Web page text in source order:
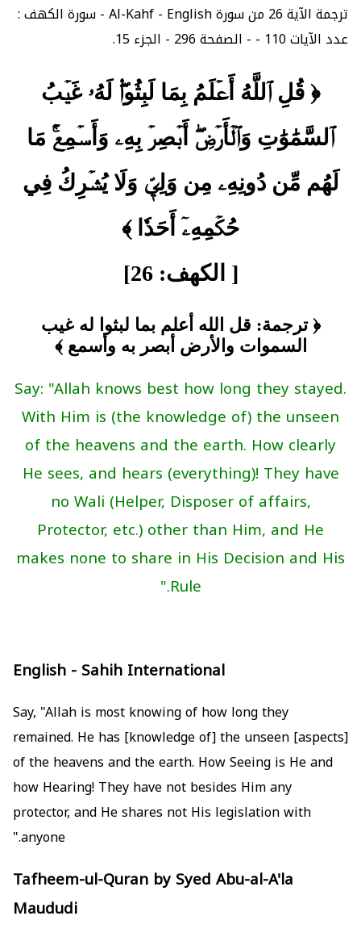
ترجمة الآية 26 من سورة Al-Kahf - English - سورة الكهف :
عدد الآيات 110 - - الصفحة 296 - الجزء 15.
﴿ قُلِ ٱللَّهُ أَعۡلَمُ بِمَا لَبِثُواْۖ لَهُۥ غَيۡبُ
ٱلسَّمَٰوَٰتِ وَٱلۡأَرۡضِۖ أَبۡصِرۡ بِهِۦ وَأَسۡمِعۡۚ مَا
لَهُم مِّن دُونِهِۦ مِن وَلِيّٖ وَلَا يُشۡرِكُ فِي
حُكۡمِهِۦٓ أَحَدٗا ﴾
[ الكهف: 26]
﴿ ترجمة: قل الله أعلم بما لبثوا له غيب
السموات والأرض أبصر به وأسمع ﴾
Say: "Allah knows best how long they stayed.
With Him is (the knowledge of) the unseen
of the heavens and the earth. How clearly
He sees, and hears (everything)! They have
no Wali (Helper, Disposer of affairs,
Protector, etc.) other than Him, and He
makes none to share in His Decision and His
Rule."
English - Sahih International
Say, "Allah is most knowing of how long they
remained. He has [knowledge of] the unseen [aspects]
of the heavens and the earth. How Seeing is He and
how Hearing! They have not besides Him any
protector, and He shares not His legislation with
anyone."
Tafheem-ul-Quran by Syed Abu-al-A'la
Maududi